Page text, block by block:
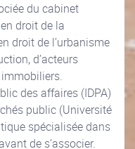
du cabinet
droit de la
droit de l’urbanisme
d’acteurs
des affaires (IDPA)
public (Université
spécialisée dans
de s’associer.